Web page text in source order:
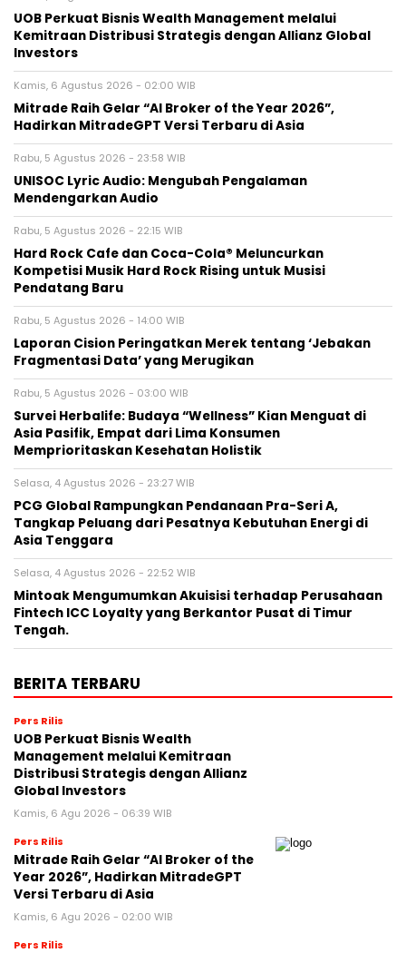
UOB Perkuat Bisnis Wealth Management melalui
Kemitraan Distribusi Strategis dengan Allianz Global
Investors
Kamis, 6 Agustus 2026 - 02:00 WIB
Mitrade Raih Gelar “AI Broker of the Year 2026”,
Hadirkan MitradeGPT Versi Terbaru di Asia
Rabu, 5 Agustus 2026 - 23:58 WIB
UNISOC Lyric Audio: Mengubah Pengalaman
Mendengarkan Audio
Rabu, 5 Agustus 2026 - 22:15 WIB
Hard Rock Cafe dan Coca-Cola® Meluncurkan
Kompetisi Musik Hard Rock Rising untuk Musisi
Pendatang Baru
Rabu, 5 Agustus 2026 - 14:00 WIB
Laporan Cision Peringatkan Merek tentang ‘Jebakan
Fragmentasi Data’ yang Merugikan
Rabu, 5 Agustus 2026 - 03:00 WIB
Survei Herbalife: Budaya “Wellness” Kian Menguat di
Asia Pasifik, Empat dari Lima Konsumen
Memprioritaskan Kesehatan Holistik
Selasa, 4 Agustus 2026 - 23:27 WIB
PCG Global Rampungkan Pendanaan Pra-Seri A,
Tangkap Peluang dari Pesatnya Kebutuhan Energi di
Asia Tenggara
Selasa, 4 Agustus 2026 - 22:52 WIB
Mintoak Mengumumkan Akuisisi terhadap Perusahaan
Fintech ICC Loyalty yang Berkantor Pusat di Timur
Tengah.
BERITA TERBARU
Pers Rilis
UOB Perkuat Bisnis Wealth
Management melalui Kemitraan
Distribusi Strategis dengan Allianz
Global Investors
Kamis, 6 Agu 2026 - 06:39 WIB
Pers Rilis
Mitrade Raih Gelar “AI Broker of the
Year 2026”, Hadirkan MitradeGPT
Versi Terbaru di Asia
Kamis, 6 Agu 2026 - 02:00 WIB
Pers Rilis